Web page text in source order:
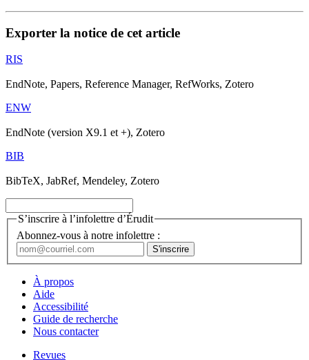
Exporter la notice de cet article
RIS
EndNote, Papers, Reference Manager, RefWorks, Zotero
ENW
EndNote (version X9.1 et +), Zotero
BIB
BibTeX, JabRef, Mendeley, Zotero
S’inscrire à l’infolettre d’Érudit
Abonnez-vous à notre infolettre :
À propos
Aide
Accessibilité
Guide de recherche
Nous contacter
Revues